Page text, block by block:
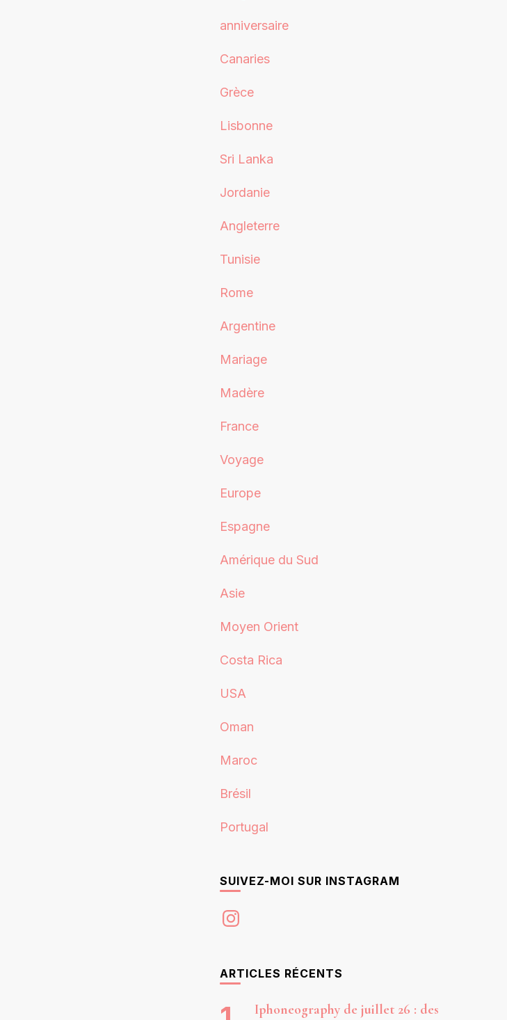
anniversaire
Canaries
Grèce
Lisbonne
Sri Lanka
Jordanie
Angleterre
Tunisie
Rome
Argentine
Mariage
Madère
France
Voyage
Europe
Espagne
Amérique du Sud
Asie
Moyen Orient
Costa Rica
USA
Oman
Maroc
Brésil
Portugal
SUIVEZ-MOI SUR INSTAGRAM
Instagram
ARTICLES RÉCENTS
Iphoneography de juillet 26 : des